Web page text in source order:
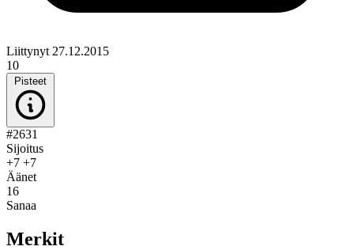
Liittynyt 27.12.2015
10
Pisteet
#2631
Sijoitus
+7 +7
Äänet
16
Sanaa
Merkit